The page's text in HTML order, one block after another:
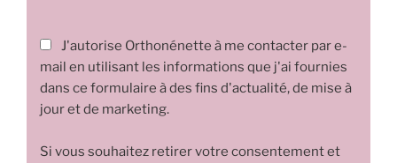
J'autorise Orthonénette à me contacter par e-
mail en utilisant les informations que j'ai fournies
dans ce formulaire à des fins d'actualité, de mise à
jour et de marketing.
Si vous souhaitez retirer votre consentement et